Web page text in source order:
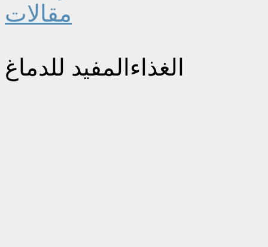
مقالات
الغذاءالمفيد للدماغ